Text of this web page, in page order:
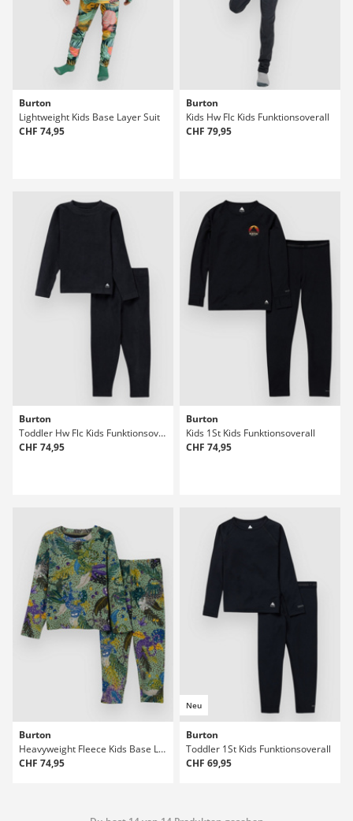
Burton
Lightweight Kids Base Layer Suit
CHF 74,95
Burton
Kids Hw Flc Kids Funktionsoverall
CHF 79,95
Burton
Toddler Hw Flc Kids Funktionsoverall
CHF 74,95
Burton
Kids 1St Kids Funktionsoverall
CHF 74,95
Burton
Heavyweight Fleece Kids Base Layer Suit
CHF 74,95
Neu
Burton
Toddler 1St Kids Funktionsoverall
CHF 69,95